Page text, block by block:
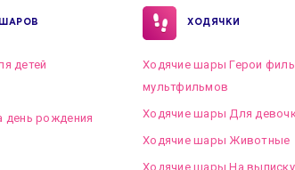
детей
день рождения
ХОДЯЧКИ
Ходячие шары Герои
мультфильмов
Ходячие шары Для
Ходячие шары Животные
Ходячие шары На